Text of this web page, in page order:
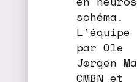
schéma.
par Ole
Jørgen
CMBN et